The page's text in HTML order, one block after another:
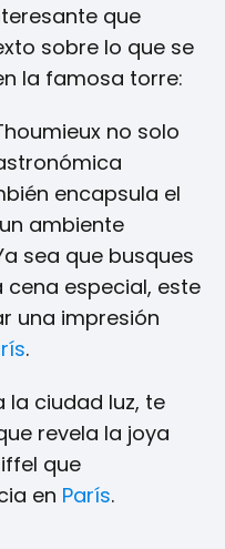
que
sobre lo que se
la famosa torre:
no solo
encapsula el
ambiente
sea que busques
cena especial, este
una impresión
.
la ciudad luz, te
revela la joya
que
en París.